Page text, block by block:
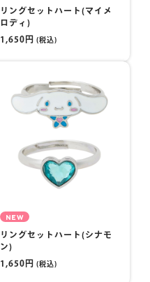
リングセットハート(マイメ
ロディ)
1,650円 (税込)
NEW
リングセットハート(シナモ
ン)
1,650円 (税込)